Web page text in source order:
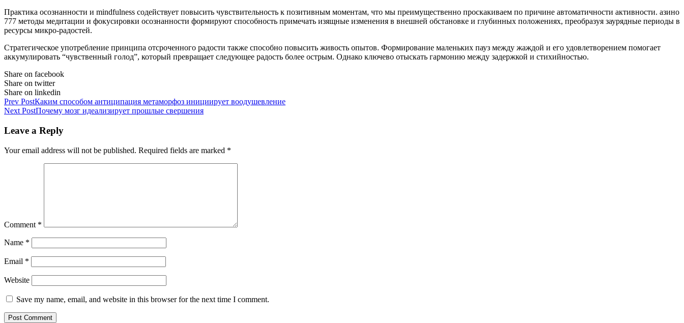
Практика осознанности и mindfulness содействует повысить чувствительность к позитивным моментам, что мы преимущественно проскакиваем по причине автоматичности активности. азино
777 методы медитации и фокусировки осознанности формируют способность примечать изящные изменения в внешней обстановке и глубинных положениях, преобразуя заурядные периоды в
ресурсы микро-радостей.
Стратегическое употребление принципа отсроченного радости также способно повысить живость опытов. Формирование маленьких пауз между жаждой и его удовлетворением помогает
аккумулировать “чувственный голод”, который превращает следующее радость более острым. Однако ключево отыскать гармонию между задержкой и стихийностью.
Share on facebook
Share on twitter
Share on linkedin
Prev PostКаким способом антиципация метаморфоз инициирует воодушевление
Next PostПочему мозг идеализирует прошлые свершения
Leave a Reply
Your email address will not be published. Required fields are marked *
Comment *
Name *
Email *
Website
Save my name, email, and website in this browser for the next time I comment.